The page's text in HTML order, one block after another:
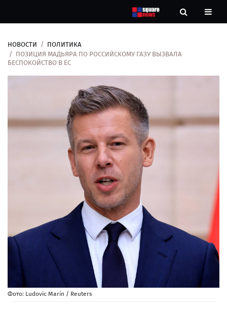
Новости
Рубрики
О
НОВОСТИ
ПОЛИТИКА
ПОЗИЦИЯ МАДЬЯРА ПО РОССИЙСКОМУ ГАЗУ ВЫЗВАЛА
БЕСПОКОЙСТВО В ЕС
Фото: Ludovic Marin / Reuters